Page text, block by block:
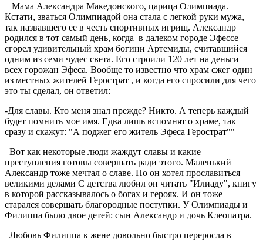
Мама Александра Македонского, царица Олимпиада.
Кстати, зваться Олимпиадой она стала с легкой руки мужа,
так назвавшего ее в честь спортивных игрищ. Александр
родился в тот самый день, когда в далеком городе Эфессе
сгорел удивительный храм богини Артемиды, считавшийся
одним из семи чудес света. Его строили 120 лет на деньги
всех горожан Эфеса. Вообще то известно что храм сжег один
из местных жителей Герострат , и когда его спросили для чего
это ты сделал, он ответил:
-Для славы. Кто меня знал прежде? Никто. А теперь каждый
будет помнить мое имя. Едва лишь вспомнят о храме, так
сразу и скажут: "А поджег его житель Эфеса Герострат""
Вот как некоторые люди жаждут славы и какие
преступления готовы совершать ради этого. Маленький
Александр тоже мечтал о славе. Но он хотел прославиться
великими делами С детства любил он читать "Илиаду", книгу
в которой рассказывалось о богах и героях. И он тоже
старался совершать благородные поступки. У Олимпиады и
Филиппа было двое детей: сын Александр и дочь Клеопатра.
Любовь Филиппа к жене довольно быстро переросла в